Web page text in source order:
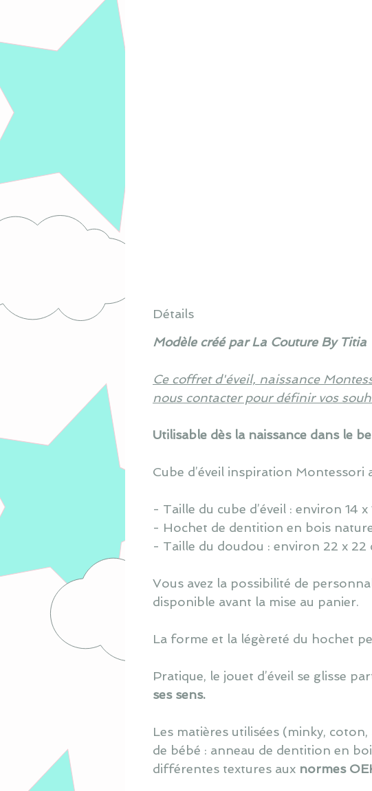
Détails
Modèle créé par La Couture By Titia
Ce coffret d'éveil, naissance
nous contacter pour définir vos
Utilisable dès la naissance dans le
Cube d’éveil inspiration
- Taille du cube d’éveil : environ 14
- Hochet de dentition en bois
- Taille du doudou : environ 22 x 22
Vous avez la possibilité de
disponible avant la mise au panier.
La forme et la légèreté du hochet
Pratique, le jouet d’éveil se glisse
ses sens.
Les matières utilisées (minky,
de bébé : anneau de dentition en
différentes textures aux normes